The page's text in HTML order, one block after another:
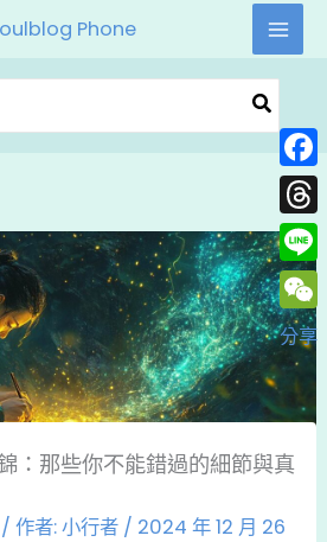
：那些你不能錯過的細節與真
/ 作者:小行者 / 2024 年 12 月 26
Line
分享